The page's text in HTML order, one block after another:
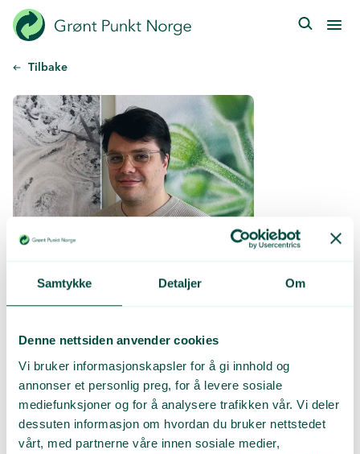
Samtykke Detaljer Om
Denne nettsiden anvender cookies
Vi bruker informasjonskapsler for å gi innhold og
annonser et personlig preg, for å levere sosiale
mediefunksjoner og for å analysere trafikken vår. Vi deler
dessuten informasjon om hvordan du bruker nettstedet
vårt, med partnerne våre innen sosiale medier,
Hopp
til
Tilbake
Anders Rage Johnsen
Kommunikasjonsrådgiver
anders@grontpunkt.no